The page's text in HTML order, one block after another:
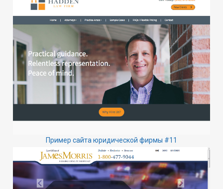
Пример сайта юридической фирмы #11